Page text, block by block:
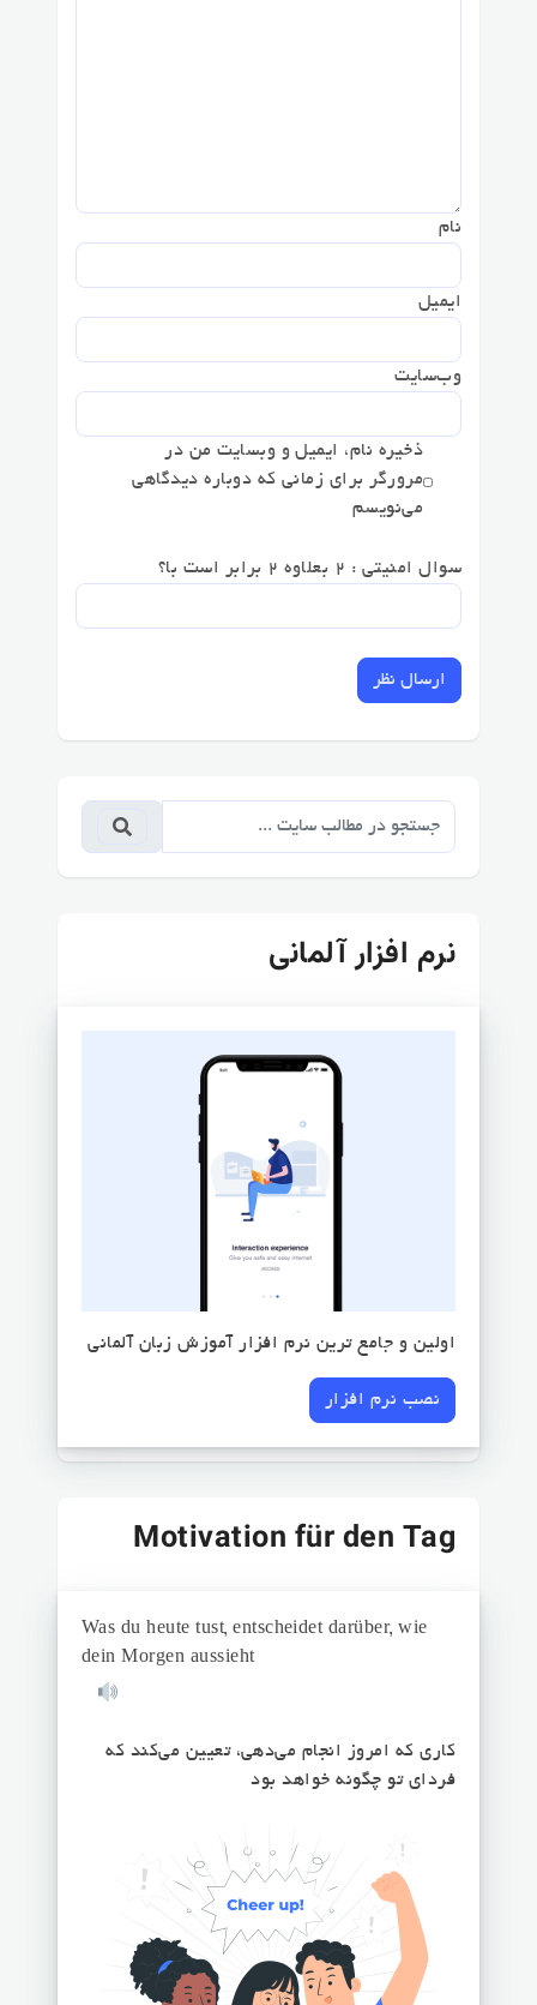
نام
ایمیل
وب‌سایت
ذخیره نام، ایمیل و وبسایت من در
مرورگر برای زمانی که دوباره دیدگاهی
می‌نویسم
سوال امنیتی : 2 بعلاوه 2 برابر است با؟
ارسال نظر
نرم افزار آلمانی
اولین و جامع ترین نرم افزار آموزش زبان آلمانی
نصب نرم افزار
Motivation für den Tag
Was du heute tust, entscheidet darüber, wie
dein Morgen aussieht
کاری که امروز انجام می‌دهی، تعیین می‌کند که
فردای تو چگونه خواهد بود